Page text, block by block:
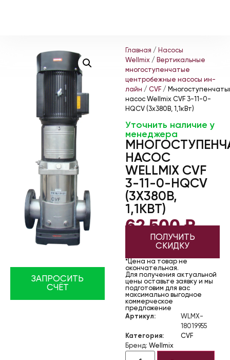
ЗАПРОСИТЬ
СЧЁТ
Главная / Насосы
Wellmix / Вертикальные
многоступенчатые
центробежные насосы ин-
лайн / CVF /
насос Wellmix CVF 3-11-0-
HQCV (3х380В, 1,1кВт)
Уточнить наличие у
менеджера
НАСОС
WELLMIX CVF
3-11-0-HQCV
(3Х380В,
1,1КВТ)
62 500₽
ПОЛУЧИТЬ
СКИДКУ
*Цена на товар не
окончательная.
Для получения актуальной
цены оставьте заявку и мы
подготовим для вас
максимально выгодное
коммерческое
предложение
Артикул:
WLMX-
18019955
Категория:
CVF
Бренд: Wellmix